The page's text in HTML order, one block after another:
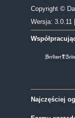
Copyright ©
Wersja: 3.0.11
Najczęściej